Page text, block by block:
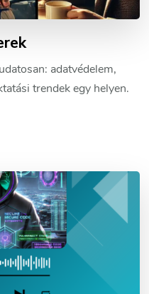
adatvédelem,
trendek egy helyen.